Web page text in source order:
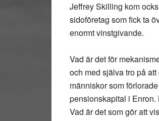
Jeffrey Skilling kom
sidoföretag som fick ta
enormt vinstgivande.
Vad är det för
och med själva tro på
människor som
pensionskapital i Enron.
Vad är det som gör att